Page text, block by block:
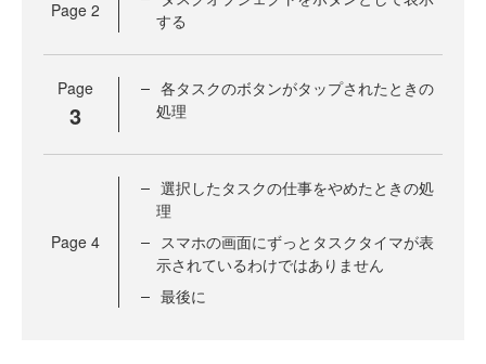
Page 2
する
Page
3
各タスクのボタンがタップされたときの
処理
Page 4
選択したタスクの仕事をやめたときの処
理
スマホの画面にずっとタスクタイマが表
示されているわけではありません
最後に